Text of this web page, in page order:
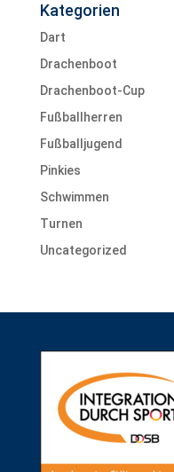
Kategorien
Dart
Drachenboot
Drachenboot-Cup
Fußballherren
Fußballjugend
Pinkies
Schwimmen
Turnen
Uncategorized